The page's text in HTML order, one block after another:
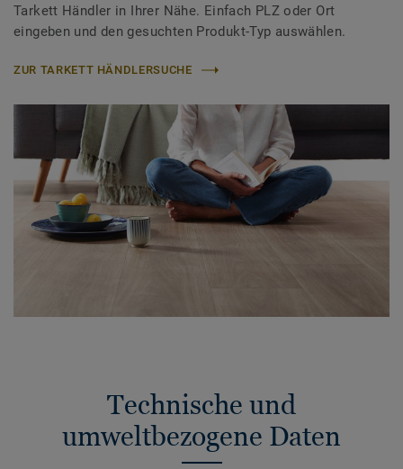
Tarkett Händler in Ihrer Nähe. Einfach PLZ oder Ort
eingeben und den gesuchten Produkt-Typ auswählen.
ZUR TARKETT HÄNDLERSUCHE
Technische und
umweltbezogene Daten